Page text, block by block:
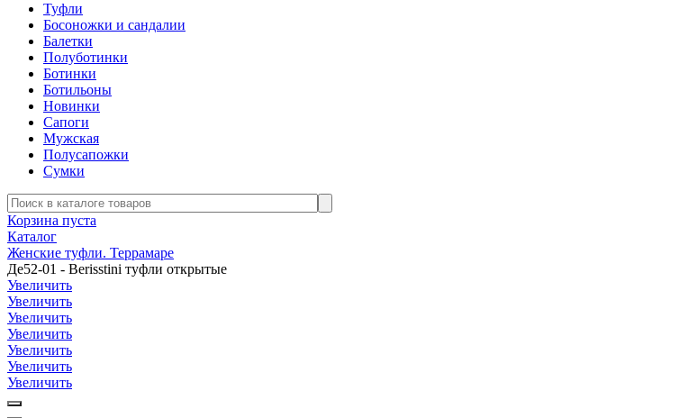
Туфли
Босоножки и сандалии
Балетки
Полуботинки
Ботинки
Ботильоны
Новинки
Сапоги
Мужская
Полусапожки
Сумки
Корзина пуста
Каталог
Женские туфли. Террамаре
Де52-01 - Berisstini туфли открытые
Увеличить
Увеличить
Увеличить
Увеличить
Увеличить
Увеличить
Увеличить